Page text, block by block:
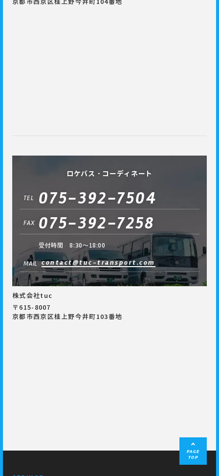
ロケバス・コーディネート
TEL 075-392-7504
FAX 075-392-7258
受付時間 8:30～18:00
MAIL contact@tuc-transport.com
株式会社tuc
〒615-8007
京都市西京区桂上野今井町103番地
PAGE
TOP